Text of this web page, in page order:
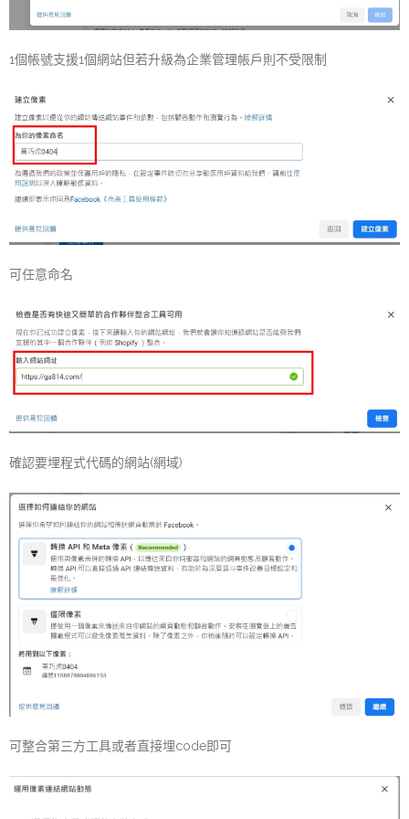
1個帳號支援1個網站但若升級為企業管理帳戶則不受限制
可任意命名
確認要埋程式代碼的網站(網域)
可整合第三方工具或者直接埋code即可